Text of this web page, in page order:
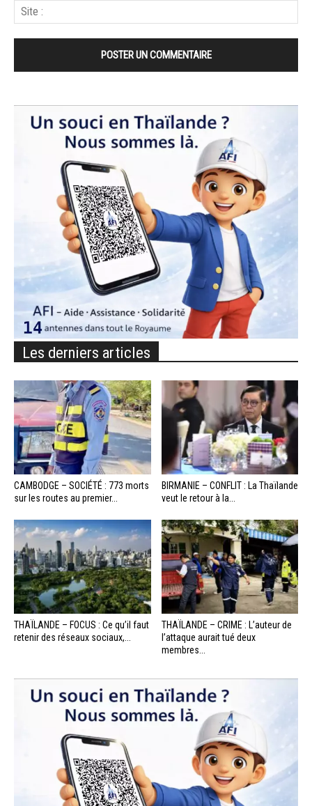
Les derniers articles
CAMBODGE – SOCIÉTÉ : 773 morts
sur les routes au premier...
BIRMANIE – CONFLIT : La Thaïlande
veut le retour à la...
THAÏLANDE – FOCUS : Ce qu’il faut
retenir des réseaux sociaux,...
THAÏLANDE – CRIME : L’auteur de
l’attaque aurait tué deux
membres...